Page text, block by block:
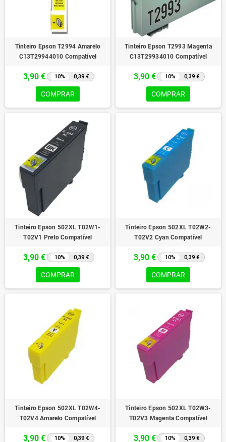
Tinteiro Epson T2994 Amarelo
C13T29944010 Compatível
3,90 € 10% 0,39 €
COMPRAR
Tinteiro Epson T2993 Magenta
C13T29934010 Compatível
3,90 € 10% 0,39 €
COMPRAR
Tinteiro Epson 502XL T02W1-
T02V1 Preto Compatível
3,90 € 10% 0,39 €
COMPRAR
Tinteiro Epson 502XL T02W2-
T02V2 Cyan Compatível
3,90 € 10% 0,39 €
COMPRAR
Tinteiro Epson 502XL T02W4-
T02V4 Amarelo Compatível
3,90 € 10% 0,39 €
Tinteiro Epson 502XL T02W3-
T02V3 Magenta Compatível
3,90 € 10% 0,39 €